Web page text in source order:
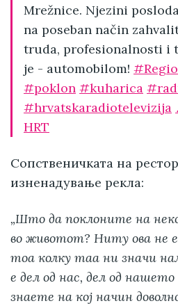
Mrežnice. Njezini
na poseban način
truda, profesionalnosti i
je - automobilom!
#poklon #kuharica
#hrvatskaradiotelevizija
HRT
Сопственичката на
изненадување рекла:
„Што да поклоните на
во животот? Ниту ова не е
тоа колку таа ни значи
е дел од нас, дел од
знаете на кој начин